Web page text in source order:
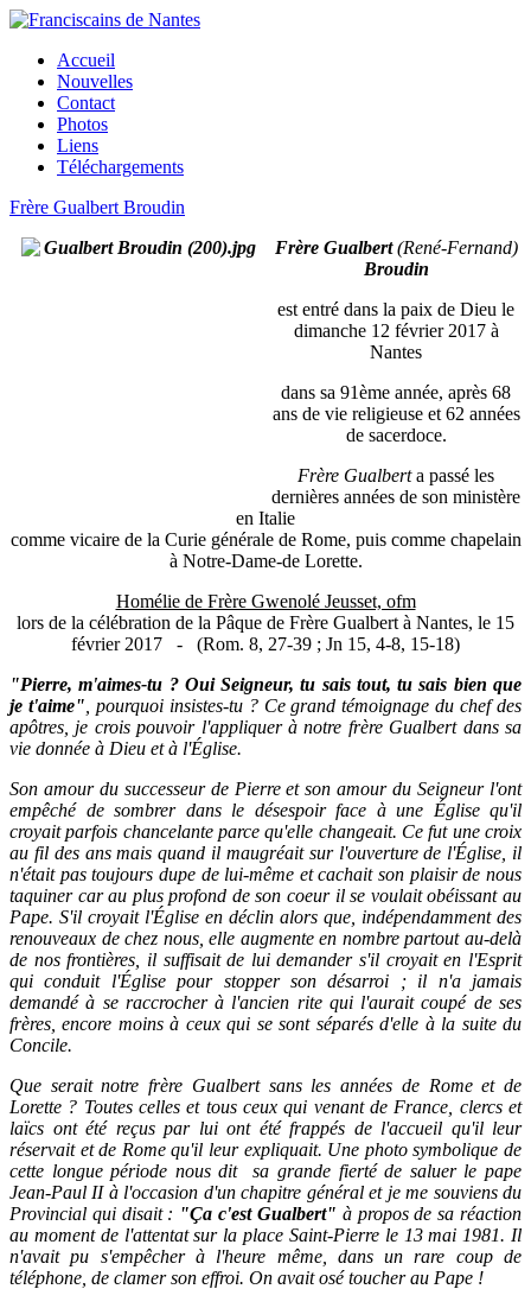
Accueil
Nouvelles
Contact
Photos
Liens
Téléchargements
Frère Gualbert Broudin
Frère Gualbert(René-Fernand)
Broudin
est entré dans la paix de Dieu le
dimanche 12 février 2017 à
Nantes
dans sa 91ème année, après 68
ans de vie religieuse et 62 années
de sacerdoce.
Frère Gualberta passé les
dernières années de son ministère
en Italie
comme vicaire de la Curie générale de Rome, puis comme chapelain
à Notre-Dame-de Lorette.
Homélie de Frère Gwenolé Jeusset, ofm
lors de la célébration de la Pâque de Frère Gualbert à Nantes, le 15
février 2017 - (Rom. 8, 27-39 ; Jn 15, 4-8, 15-18)
"Pierre, m'aimes-tu ? Oui Seigneur, tu sais tout, tu sais bien que
je t'aime" , pourquoi insistes-tu ? Ce grand témoignage du chef des
apôtres, je crois pouvoir l'appliquer à notre frère Gualbert dans sa
vie donnée à Dieu et à l'Église.
Son amour du successeur de Pierre et son amour du Seigneur l'ont
empêché de sombrer dans le désespoir face à une Église qu'il
croyait parfois chancelante parce qu'elle changeait. Ce fut une croix
au fil des ans mais quand il maugréait sur l'ouverture de l'Église, il
n'était pas toujours dupe de lui-même et cachait son plaisir de nous
taquiner car au plus profond de son coeur il se voulait obéissant au
Pape. S'il croyait l'Église en déclin alors que, indépendamment des
renouveaux de chez nous, elle augmente en nombre partout au-delà
de nos frontières, il suffisait de lui demander s'il croyait en l'Esprit
qui conduit l'Église pour stopper son désarroi ; il n'a jamais
demandé à se raccrocher à l'ancien rite qui l'aurait coupé de ses
frères, encore moins à ceux qui se sont séparés d'elle à la suite du
Concile.
Que serait notre frère Gualbert sans les années de Rome et de
Lorette ? Toutes celles et tous ceux qui venant de France, clercs et
laïcs ont été reçus par lui ont été frappés de l'accueil qu'il leur
réservait et de Rome qu'il leur expliquait. Une photo symbolique de
cette longue période nous dit sa grande fierté de saluer le pape
Jean-Paul II à l'occasion d'un chapitre général et je me souviens du
Provincial qui disait : "Ça c'est Gualbert" à propos de sa réaction
au moment de l'attentat sur la place Saint-Pierre le 13 mai 1981. Il
n'avait pu s'empêcher à l'heure même, dans un rare coup de
téléphone, de clamer son effroi. On avait osé toucher au Pape !